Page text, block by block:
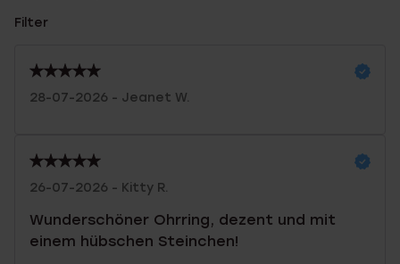
Filter
28-07-2026 - Jeanet W.
26-07-2026 - Kitty R.
Wunderschöner Ohrring, dezent und mit
einem hübschen Steinchen!